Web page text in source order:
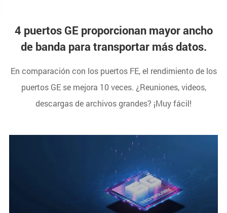
4 puertos GE proporcionan mayor ancho
de banda para transportar más datos.
En comparación con los puertos FE, el rendimiento de los
puertos GE se mejora 10 veces. ¿Reuniones, videos,
descargas de archivos grandes? ¡Muy fácil!